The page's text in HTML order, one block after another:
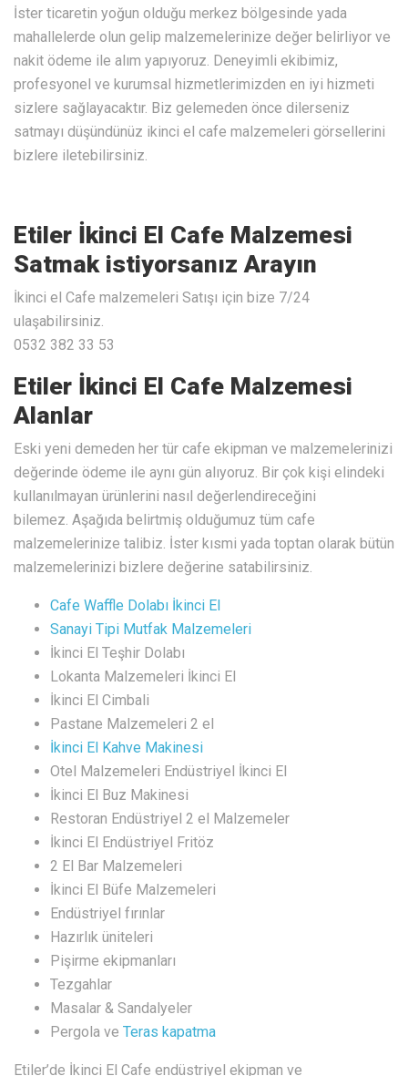
İster ticaretin yoğun olduğu merkez bölgesinde yada
mahallelerde olun gelip malzemelerinize değer belirliyor ve
nakit ödeme ile alım yapıyoruz. Deneyimli ekibimiz,
profesyonel ve kurumsal hizmetlerimizden en iyi hizmeti
sizlere sağlayacaktır. Biz gelemeden önce dilerseniz
satmayı düşündünüz ikinci el cafe malzemeleri görsellerini
bizlere iletebilirsiniz.
Etiler İkinci El Cafe Malzemesi
Satmak istiyorsanız Arayın
İkinci el Cafe malzemeleri Satışı için bize 7/24
ulaşabilirsiniz.
0532 382 33 53
Etiler İkinci El Cafe Malzemesi
Alanlar
Eski yeni demeden her tür cafe ekipman ve malzemelerinizi
değerinde ödeme ile aynı gün alıyoruz. Bir çok kişi elindeki
kullanılmayan ürünlerini nasıl değerlendireceğini
bilemez. Aşağıda belirtmiş olduğumuz tüm cafe
malzemelerinize talibiz. İster kısmi yada toptan olarak bütün
malzemelerinizi bizlere değerine satabilirsiniz.
Cafe Waffle Dolabı İkinci El
Sanayi Tipi Mutfak Malzemeleri
İkinci El Teşhir Dolabı
Lokanta Malzemeleri İkinci El
İkinci El Cimbali
Pastane Malzemeleri 2 el
İkinci El Kahve Makinesi
Otel Malzemeleri Endüstriyel İkinci El
İkinci El Buz Makinesi
Restoran Endüstriyel 2 el Malzemeler
İkinci El Endüstriyel Fritöz
2 El Bar Malzemeleri
İkinci El Büfe Malzemeleri
Endüstriyel fırınlar
Hazırlık üniteleri
Pişirme ekipmanları
Tezgahlar
Masalar & Sandalyeler
Pergola ve Teras kapatma
Etiler’de İkinci El Cafe endüstriyel ekipman ve